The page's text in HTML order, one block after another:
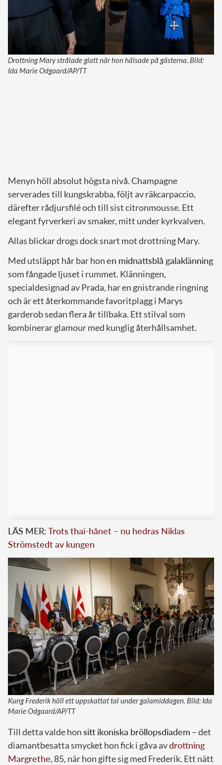
Drottning Mary strålade glatt när hon hälsade på gästerna. Bild:
Ida Marie Odgaard/AP/TT
Menyn höll absolut högsta nivå. Champagne
serverades till kungskrabba, följt av räkcarpaccio,
därefter rådjursfilé och till sist citronmousse. Ett
elegant fyrverkeri av smaker, mitt under kyrkvalven.
Allas blickar drogs dock snart mot drottning Mary.
Med utsläppt hår bar honen midnattsblå galaklänning
som fångade ljuset i rummet. Klänningen,
specialdesignad av Prada, har en gnistrande ringning
och är ett återkommande favoritplagg i Marys
garderob sedan flera år tillbaka. Ett stilval som
kombinerar glamour med kunglig återhållsamhet.
LÄS MER:Trots thai-hånet – nu hedras Niklas
Strömstedt av kungen
Kung Frederik höll ett uppskattat tal under galamiddagen. Bild: Ida
Marie Odgaard/AP/TT
Till detta valde honsitt ikoniska bröllopsdiadem – det
diamantbesatta smycket hon fick i gåva avdrottning
Margrethe, 85, när hon gifte sig med Frederik. Ett nätt